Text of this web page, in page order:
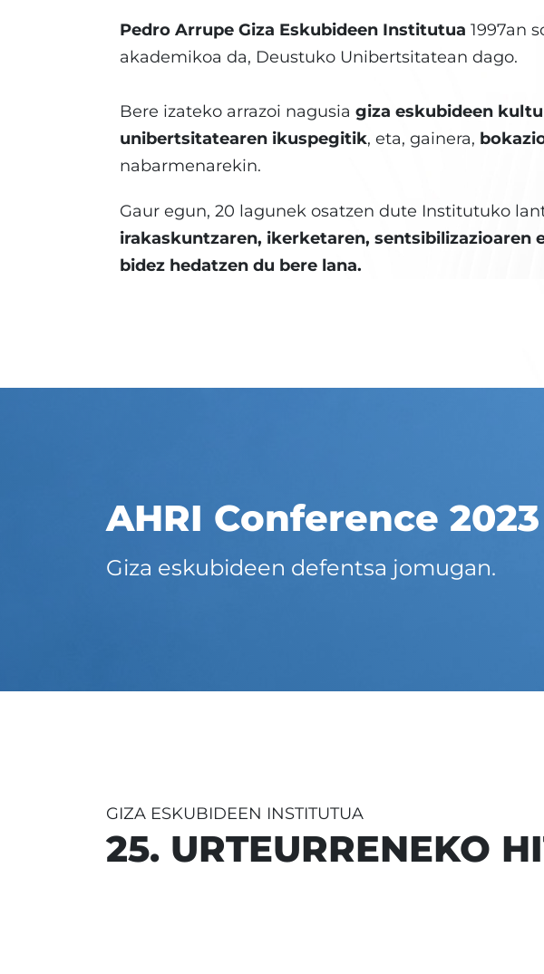
Pedro Arrupe Giza Eskubideen Institutua 1997an
akademikoa da, Deustuko Unibertsitatean dago.
Bere izateko arrazoi nagusia giza eskubideen
unibertsitatearen ikuspegitik, eta, gainera,
nabarmenarekin.
Gaur egun, 20 lagunek osatzen dute Institutuko
irakaskuntzaren, ikerketaren, sentsibilizazioaren
bidez hedatzen du bere lana.
AHRI Conference 2023
Giza eskubideen defentsa jomugan.
GIZA ESKUBIDEEN INSTITUTUA
25. URTEURRENEKO